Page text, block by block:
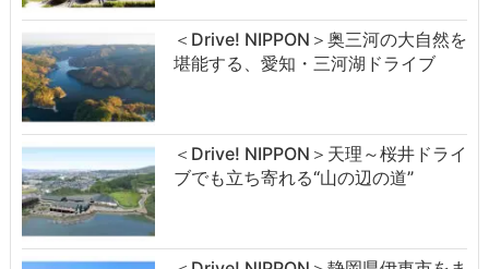
＜Drive! NIPPON＞奥三河の大自然を
堪能する、愛知・三河湖ドライブ
＜Drive! NIPPON＞天理～桜井ドライ
ブでも立ち寄れる“山の辺の道”